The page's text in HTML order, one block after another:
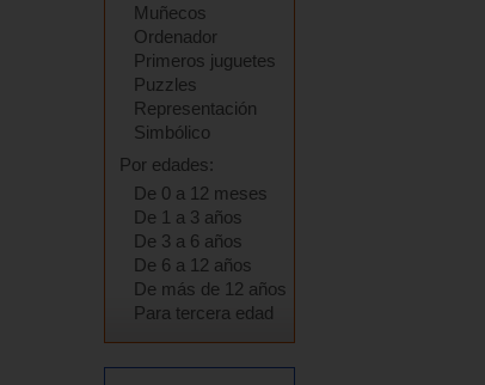
Muñecos
Ordenador
Primeros juguetes
Puzzles
Representación
Simbólico
Por edades:
De 0 a 12 meses
De 1 a 3 años
De 3 a 6 años
De 6 a 12 años
De más de 12 años
Para tercera edad